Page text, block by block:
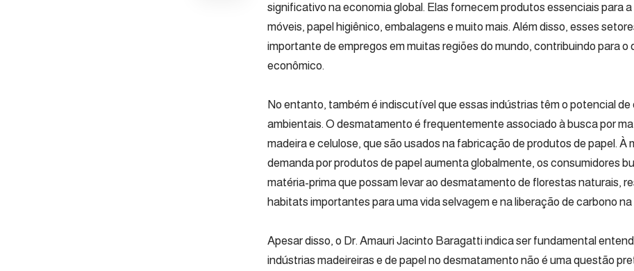
significativo na economia global. Elas fornecem produtos essenciais para
móveis, papel higiênico, embalagens e muito mais. Além disso, esses
importante de empregos em muitas regiões do mundo, contribuindo para o
econômico.
No entanto, também é indiscutível que essas indústrias têm o potencial de
ambientais. O desmatamento é frequentemente associado à busca por
madeira e celulose, que são usados ​​na fabricação de produtos de papel. À
demanda por produtos de papel aumenta globalmente, os consumidores
matéria-prima que possam levar ao desmatamento de florestas naturais,
habitats importantes para uma vida selvagem e na liberação de carbono
Apesar disso, o Dr. Amauri Jacinto Baragatti indica ser fundamental
indústrias madeireiras e de papel no desmatamento não é uma questão